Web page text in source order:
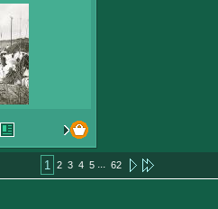
1 2 3 4 5 ... 62